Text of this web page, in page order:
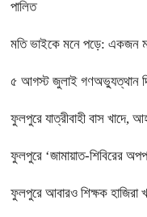
পালিত
মতি ভাইকে মনে পড়ে: একজন
৫ আগস্ট জুলাই গণঅভ্যুত্থান
ফুলপুরে যাত্রীবাহী বাস খাদে,
ফুলপুরে ‘জামায়াত-শিবিরের
ফুলপুরে আবারও শিক্ষক হাজিরা